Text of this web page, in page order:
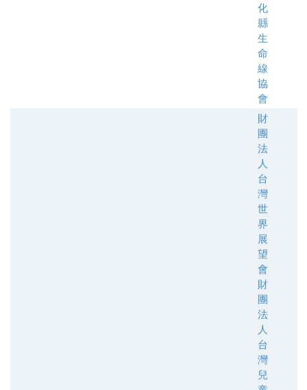
化
縣
生
命
線
協
會
財
團
法
人
台
灣
世
界
展
望
會
財
團
法
人
台
灣
兒